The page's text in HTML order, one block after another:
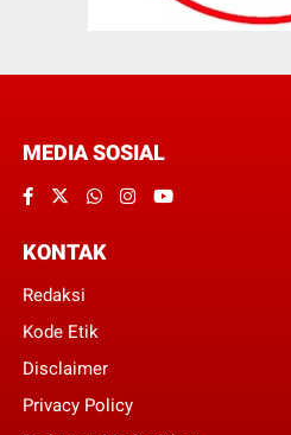
MEDIA SOSIAL
KONTAK
Redaksi
Kode Etik
Disclaimer
Privacy Policy